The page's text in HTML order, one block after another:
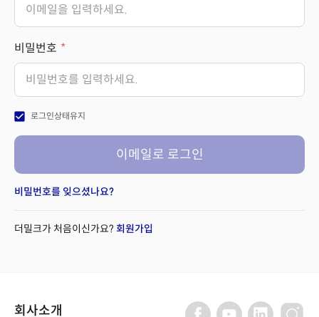
비밀번호
check_box 로그인상태유지
이메일로 로그인
비밀번호를 잊으셨나요?
더밀크가 처음이신가요? 회원가입
회사소개